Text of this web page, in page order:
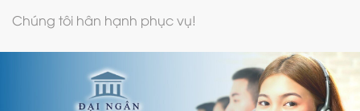
2. Ghế inox giá bao nhiêu?
Bảng giá chi tiết
Nội Thất Đại Ngân
tự hào cung cấp đa dạng
các mẫu ghế inox với nhiều kiểu dáng, kích
Chúng tôi hân hạnh phục vụ!